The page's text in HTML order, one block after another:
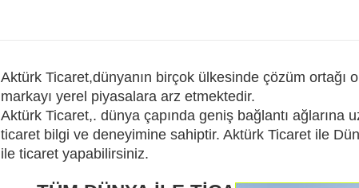
Aktürk Ticaret,dünyanın birçok ülkesinde çözüm ortağı
markayı yerel piyasalara arz etmektedir.
Aktürk Ticaret,. dünya çapında geniş bağlantı ağlarına
ticaret bilgi ve deneyimine sahiptir. Aktürk Ticaret ile
ile ticaret yapabilirsiniz.